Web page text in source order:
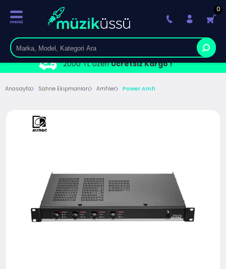
2000 TL ÜzeriÜcretsiz Kargo !
0
Anasayfa Sahne Ekipmanları Amfiler Power Amfi